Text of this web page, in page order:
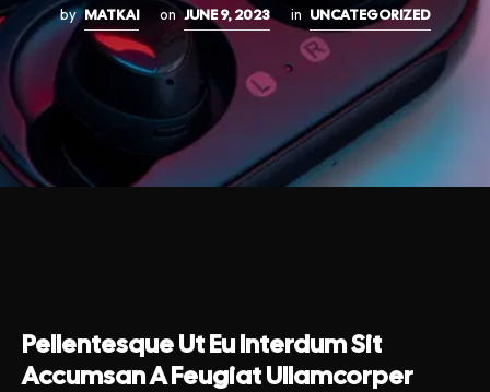
by MATKAI on JUNE 9, 2023 in UNCATEGORIZED
Pellentesque Ut Eu Interdum Sit
Accumsan A Feugiat Ullamcorper